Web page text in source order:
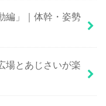
編」｜体幹・姿勢
場とあじさいが楽